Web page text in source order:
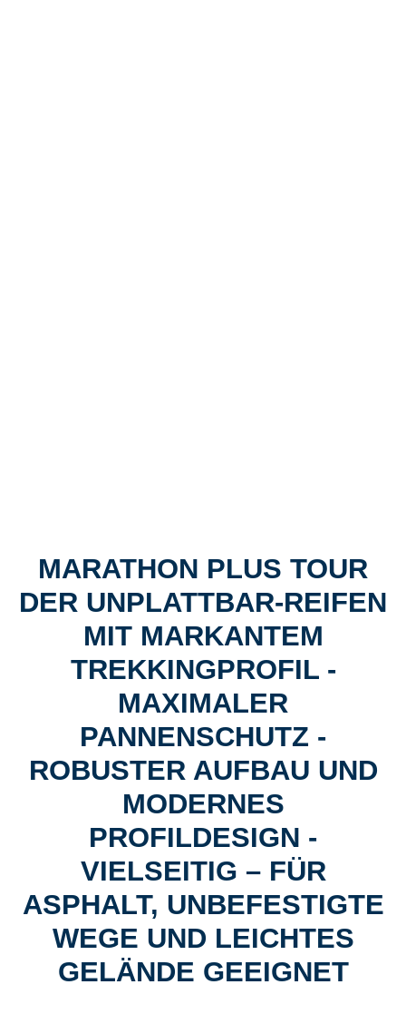
MARATHON PLUS TOUR
DER UNPLATTBAR-REIFEN
MIT MARKANTEM
TREKKINGPROFIL -
MAXIMALER
PANNENSCHUTZ -
ROBUSTER AUFBAU UND
MODERNES
PROFILDESIGN -
VIELSEITIG – FÜR
ASPHALT, UNBEFESTIGTE
WEGE UND LEICHTES
GELÄNDE GEEIGNET